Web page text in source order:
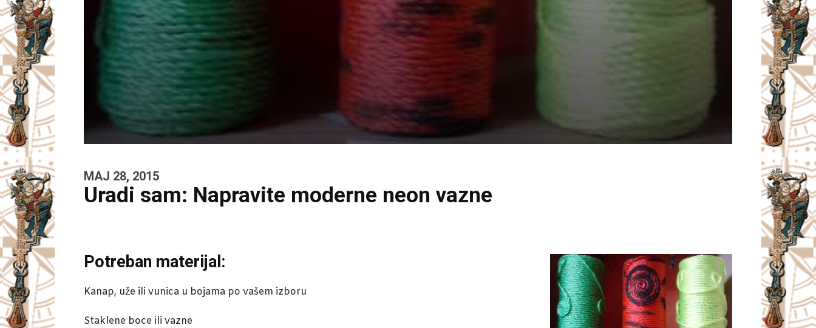
MAJ 28, 2015
Uradi sam: Napravite moderne neon vazne
Potreban materijal:
Kanap, uže ili vunica u bojama po vašem izboru
Staklene boce ili vazne